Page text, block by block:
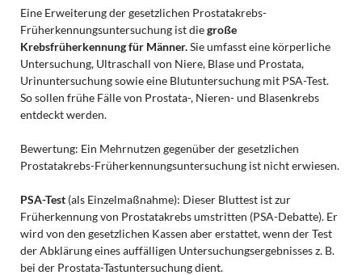
Eine Erweiterung der gesetzlichen Prostatakrebs-
Früherkennungsuntersuchung ist diegroße
Krebsfrüherkennung für Männer.Sie umfasst eine körperliche
Untersuchung, Ultraschall von Niere, Blase und Prostata,
Urinuntersuchung sowie eine Blutuntersuchung mit PSA-Test.
So sollen frühe Fälle von Prostata-, Nieren- und Blasenkrebs
entdeckt werden.
Bewertung: Ein Mehrnutzen gegenüber der gesetzlichen
Prostatakrebs-Früherkennungsuntersuchung ist nicht erwiesen.
PSA-Test(als Einzelmaßnahme): Dieser Bluttest ist zur
Früherkennung von Prostatakrebs umstritten (PSA-Debatte). Er
wird von den gesetzlichen Kassen aber erstattet, wenn der Test
der Abklärung eines auffälligen Untersuchungsergebnisses z. B.
bei der Prostata-Tastuntersuchung dient.